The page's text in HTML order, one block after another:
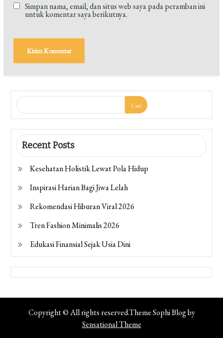
Simpan nama, email, dan situs web saya pada peramban ini
untuk komentar saya berikutnya.
Cari
Recent Posts
Kesehatan Holistik Lewat Pola Hidup
Inspirasi Harian Bagi Jiwa Lelah
Rekomendasi Hiburan Viral 2026
Tren Fashion Minimalis 2026
Edukasi Finansial Sejak Usia Dini
Copyright © All rights reserved.Theme Sophi Blog by
Sensational Theme